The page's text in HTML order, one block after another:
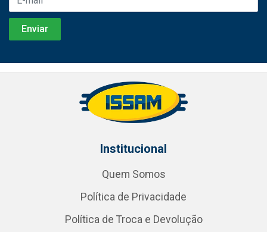
Institucional
Quem Somos
Política de Privacidade
Política de Troca e Devolução